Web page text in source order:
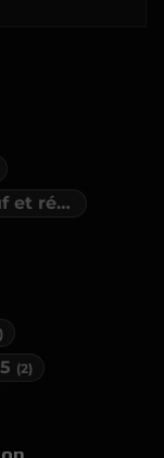
Installation électrique neuf et rénov
(2)
Cet article
pour
ces